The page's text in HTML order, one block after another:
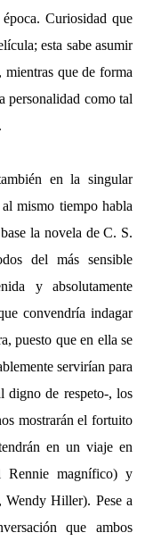
Curiosidad que
esta sabe asumir
mientras que de forma
personalidad como tal
en la singular
mismo tiempo habla
la novela de C. S.
del más sensible
y absolutamente
convendría indagar
puesto que en ella se
servirían para
digno de respeto-, los
mostrarán el fortuito
en un viaje en
Rennie magnífico) y
Wendy Hiller). Pese a
que ambos